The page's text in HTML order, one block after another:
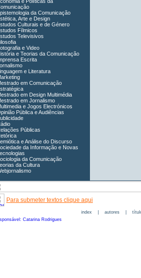
da Comunicação
Arte e Design
Culturais e de Género
Fílmicos
Televisivos
e Video
e Teorias da Comunicação
Escrita
e Literatura
em Comunicação
em Design Multimédia
em Jornalismo
e Jogos Electrónicos
Pública e Audiências
Públicas
e Análise do Discurso
da Informação e Novas
da Comunicação
da Cultura
Para submeter textos clique aqui
index| autores|